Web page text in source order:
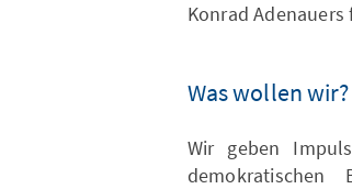
Konrad
Was wollen wir?
Wir geben